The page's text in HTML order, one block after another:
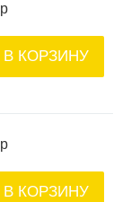
p
В КОРЗИНУ
p
В КОРЗИНУ